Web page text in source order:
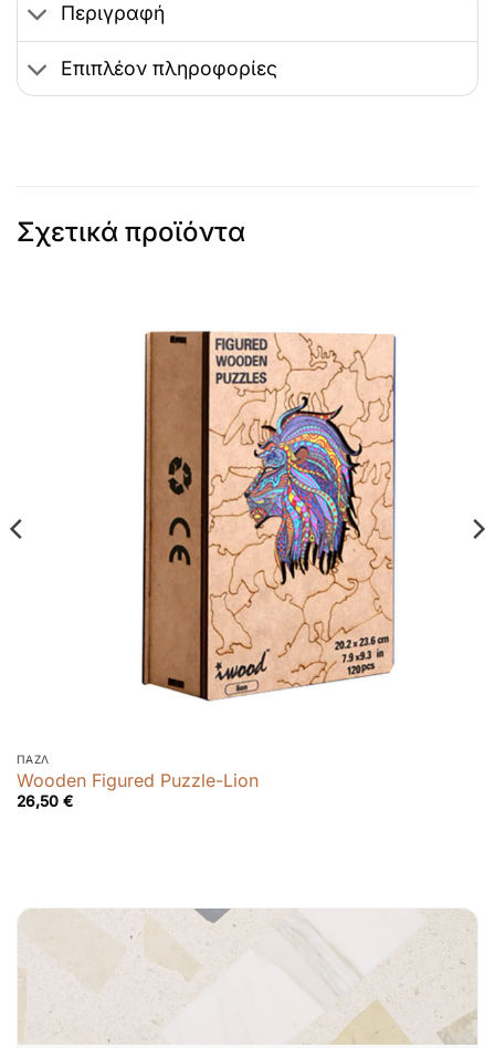
Περιγραφή
Επιπλέον πληροφορίες
Σχετικά προϊόντα
ΠΑΖΛ
Wooden Figured Puzzle-Lion
26,50 €